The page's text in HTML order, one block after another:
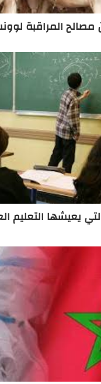
مصالح المراقبة
يعيشها التعليم